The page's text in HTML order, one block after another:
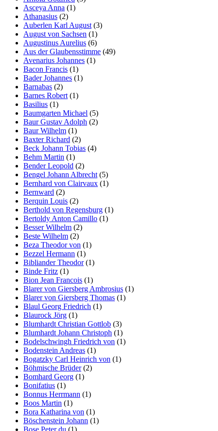
Asceya Anna (1)
Athanasius (2)
Auberlen Karl August (3)
August von Sachsen (1)
Augustinus Aurelius (6)
Aus der Glaubensstimme (49)
Avenarius Johannes (1)
Bacon Francis (1)
Bader Johannes (1)
Barnabas (2)
Barnes Robert (1)
Basilius (1)
Baumgarten Michael (5)
Baur Gustav Adolph (2)
Baur Wilhelm (1)
Baxter Richard (2)
Beck Johann Tobias (4)
Behm Martin (1)
Bender Leopold (2)
Bengel Johann Albrecht (5)
Bernhard von Clairvaux (1)
Bernward (2)
Berquin Louis (2)
Berthold von Regensburg (1)
Bertoldy Anton Camillo (1)
Besser Wilhelm (2)
Beste Wilhelm (2)
Beza Theodor von (1)
Bezzel Hermann (1)
Bibliander Theodor(1)
Binde Fritz (1)
Bion Jean Francois (1)
Blarer von Giersberg Ambrosius (1)
Blarer von Giersberg Thomas (1)
Blaul Georg Friedrich (1)
Blaurock Jörg (1)
Blumhardt Christian Gottlob (3)
Blumhardt Johann Christoph (1)
Bodelschwingh Friedrich von (1)
Bodenstein Andreas (1)
Bogatzky Carl Heinrich von (1)
Böhmische Brüder(2)
Bomhard Georg (1)
Bonifatius (1)
Bonnus Herrmann (1)
Boos Martin (1)
Bora Katharina von (1)
Böschenstein Johann (1)
Bose Peter du (1)